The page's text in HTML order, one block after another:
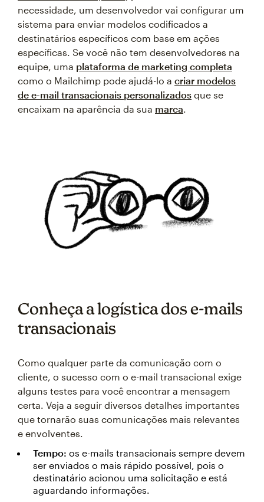
necessidade, um desenvolvedor vai configurar um
sistema para enviar modelos codificados a
destinatários específicos com base em ações
específicas. Se você não tem desenvolvedores na
equipe, uma plataforma de marketing completa
como o Mailchimp pode ajudá-lo a criar modelos
de e-mail transacionais personalizados que se
encaixam na aparência da sua marca.
Conheça a logística dos e-mails
transacionais
Como qualquer parte da comunicação com o
cliente, o sucesso com o e-mail transacional exige
alguns testes para você encontrar a mensagem
certa. Veja a seguir diversos detalhes importantes
que tornarão suas comunicações mais relevantes
e envolventes.
Tempo: os e-mails transacionais sempre devem
ser enviados o mais rápido possível, pois o
destinatário acionou uma solicitação e está
aguardando informações.